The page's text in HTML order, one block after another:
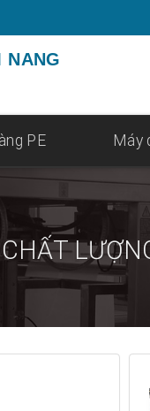
NANG
PE Máy